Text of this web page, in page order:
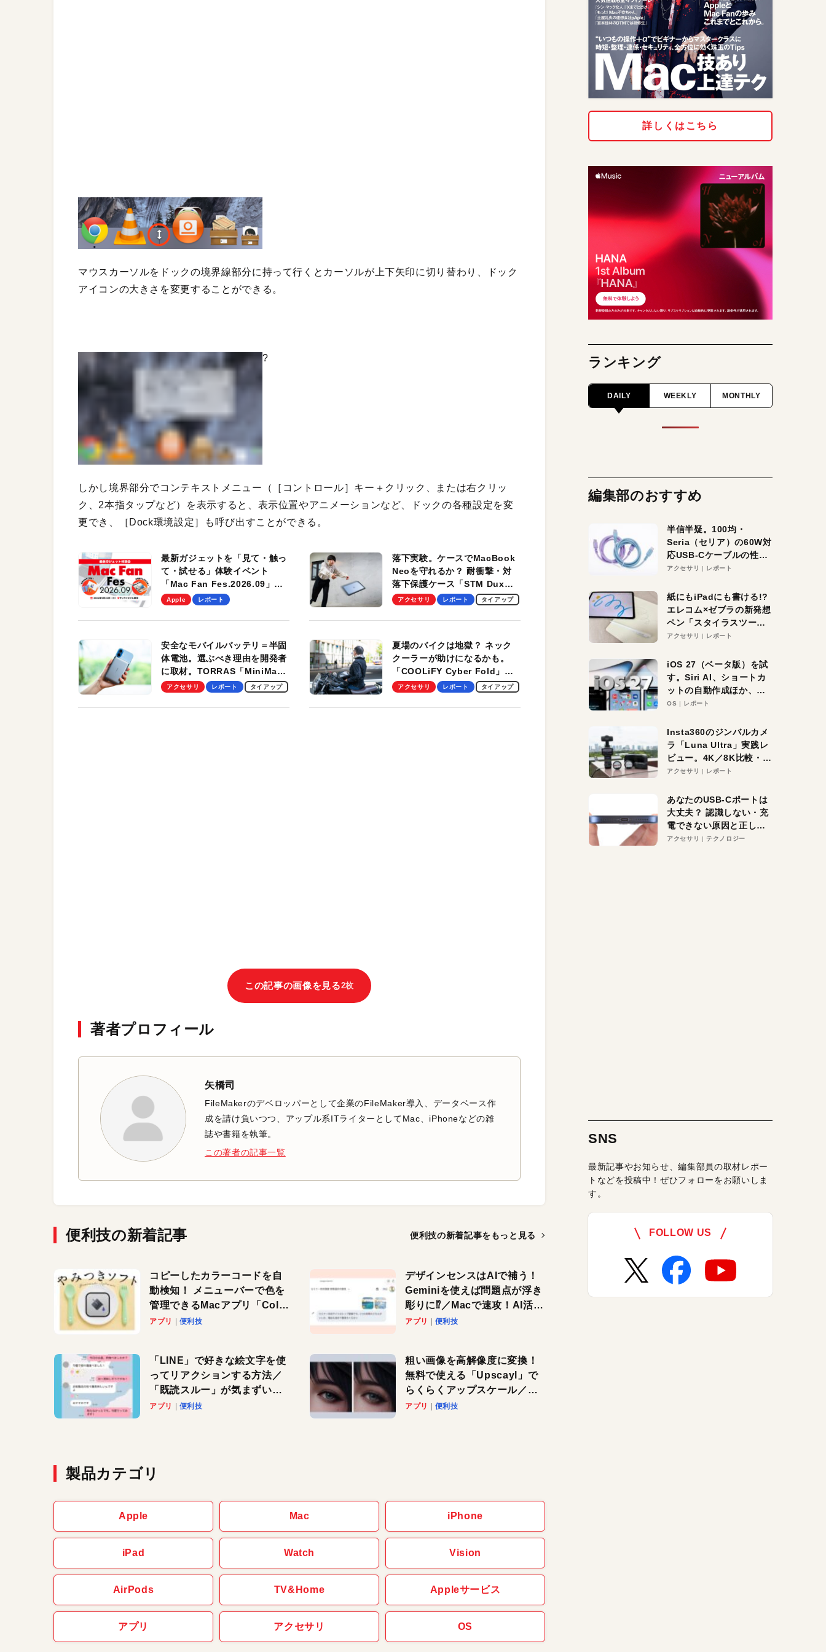
マウスカーソルをドックの境界線部分に持って行くとカーソルが上下矢印に切り替わり、ドック
アイコンの大きさを変更することができる。
?
しかし境界部分でコンテキストメニュー（［コントロール］キー＋クリック、または右クリッ
ク、2本指タップなど）を表示すると、表示位置やアニメーションなど、ドックの各種設定を変
更でき、［Dock環境設定］も呼び出すことができる。
最新ガジェットを「見て・触っ
て・試せる」体験イベント
「Mac Fan Fes.2026.09」
を、9月26日（土）に開催しま
Apple レポート
落下実験。ケースでMacBook
Neoを守れるか？ 耐衝撃・対
落下保護ケース「STM Dux
Ultra」を検証。学生、ビジネ
適！
アクセサリ レポート タイアップ
安全なモバイルバッテリ＝半固
体電池。選ぶべき理由を開発者
に取材。TORRAS「MiniMag
Pro」の実機レビューも
アクセサリ レポート タイアップ
夏場のバイクは地獄？ ネック
クーラーが助けになるかも。
「COOLiFY Cyber Fold」レ
ビュー。冷却の速さ、密着する
性がグッド！
アクセサリ レポート タイアップ
この記事の画像を見る2枚
著者プロフィール
矢橋司
FileMakerのデベロッパーとして企業のFileMaker導入、データベース作
成を請け負いつつ、アップル系ITライターとしてMac、iPhoneなどの雑
誌や書籍を執筆。
この著者の記事一覧
便利技の新着記事 便利技の新着記事をもっと見る
コピーしたカラーコードを自
動検知！ メニューバーで色を
管理できるMacアプリ「Color
Copy Bucket」
アプリ 便利技
デザインセンスはAIで補う！
Geminiを使えば問題点が浮き
彫りに⁉︎／Macで速攻！AI活用
テク
アプリ 便利技
「LINE」で好きな絵文字を使
ってリアクションする方法／
「既読スルー」が気まずいと
きに便利です！
アプリ 便利技
粗い画像を高解像度に変換！
無料で使える「Upscayl」で
らくらくアップスケール／
Macで速攻！AI活用テク
アプリ 便利技
製品カテゴリ
Apple Mac iPhone
iPad Watch Vision
AirPods TV&Home Appleサービス
アプリ アクセサリ OS
詳しくはこちら
ランキング
DAILY WEEKLY MONTHLY
編集部のおすすめ
半信半疑。100均・
Seria（セリア）の60W対
応USB-Cケーブルの性能
を検証。超コスパの1本を
アクセサリ レポート
紙にもiPadにも書ける!?
エレコム×ゼブラの新発想
ペン「スタイラスツーウ
ェイ」レビュー。持ち替
アクセサリ レポート
iOS 27（ベータ版）を試
す。Siri AI、ショートカ
ットの自動作成ほか、期
待大の便利機能5選。
る未来はすぐそこ！
OS レポート
Insta360のジンバルカメ
ラ「Luna Ultra」実践レ
ビュー。4K／8K比較・ズ
ーム・夜間撮影をチェッ
アクセサリ レポート
あなたのUSB-Cポートは
大丈夫？ 認識しない・充
電できない原因と正しい
対策
アクセサリ テクノロジー
SNS
最新記事やお知らせ、編集部員の取材レポー
トなどを投稿中！ぜひフォローをお願いしま
す。
FOLLOW US